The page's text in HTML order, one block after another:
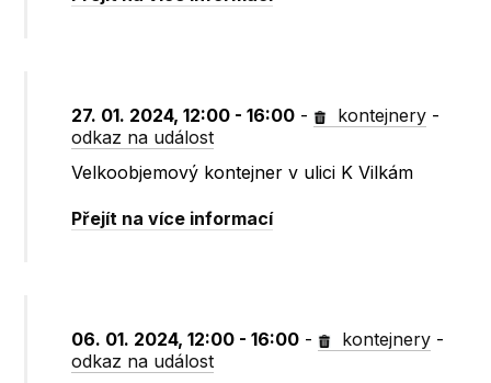
27. 01. 2024, 12:00 - 16:00 - kontejnery -
odkaz na událost
Velkoobjemový kontejner v ulici K Vilkám
Přejít na více informací
06. 01. 2024, 12:00 - 16:00 - kontejnery -
odkaz na událost